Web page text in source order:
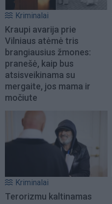
Kriminalai
Kraupi avarija prie
Vilniaus atėmė tris
brangiausius žmones:
pranešė, kaip bus
atsisveikinama su
mergaite, jos mama ir
močiute
Kriminalai
Terorizmu kaltinamas